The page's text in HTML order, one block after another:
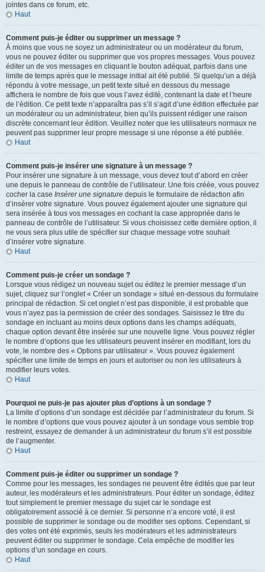
jointes dans ce forum, etc.
Haut
Comment puis-je éditer ou supprimer un message ?
À moins que vous ne soyez un administrateur ou un modérateur du forum,
vous ne pouvez éditer ou supprimer que vos propres messages. Vous pouvez
éditer un de vos messages en cliquant le bouton adéquat, parfois dans une
limite de temps après que le message initial ait été publié. Si quelqu’un a déjà
répondu à votre message, un petit texte situé en dessous du message
affichera le nombre de fois que vous l’avez édité, contenant la date et l’heure
de l’édition. Ce petit texte n’apparaîtra pas s’il s’agit d’une édition effectuée par
un modérateur ou un administrateur, bien qu’ils puissent rédiger une raison
discrète concernant leur édition. Veuillez noter que les utilisateurs normaux ne
peuvent pas supprimer leur propre message si une réponse a été publiée.
Haut
Comment puis-je insérer une signature à un message ?
Pour insérer une signature à un message, vous devez tout d’abord en créer
une depuis le panneau de contrôle de l’utilisateur. Une fois créée, vous pouvez
cocher la case Insérer une signature depuis le formulaire de rédaction afin
d’insérer votre signature. Vous pouvez également ajouter une signature qui
sera insérée à tous vos messages en cochant la case appropriée dans le
panneau de contrôle de l’utilisateur. Si vous choisissez cette dernière option, il
ne vous sera plus utile de spécifier sur chaque message votre souhait
d’insérer votre signature.
Haut
Comment puis-je créer un sondage ?
Lorsque vous rédigez un nouveau sujet ou éditez le premier message d’un
sujet, cliquez sur l’onglet « Créer un sondage » situé en-dessous du formulaire
principal de rédaction. Si cet onglet n’est pas disponible, il est probable que
vous n’ayez pas la permission de créer des sondages. Saisissez le titre du
sondage en incluant au moins deux options dans les champs adéquats,
chaque option devant être insérée sur une nouvelle ligne. Vous pouvez régler
le nombre d’options que les utilisateurs peuvent insérer en modifiant, lors du
vote, le nombre des « Options par utilisateur ». Vous pouvez également
spécifier une limite de temps en jours et autoriser ou non les utilisateurs à
modifier leurs votes.
Haut
Pourquoi ne puis-je pas ajouter plus d’options à un sondage ?
La limite d’options d’un sondage est décidée par l’administrateur du forum. Si
le nombre d’options que vous pouvez ajouter à un sondage vous semble trop
restreint, essayez de demander à un administrateur du forum s’il est possible
de l’augmenter.
Haut
Comment puis-je éditer ou supprimer un sondage ?
Comme pour les messages, les sondages ne peuvent être édités que par leur
auteur, les modérateurs et les administrateurs. Pour éditer un sondage, éditez
tout simplement le premier message du sujet car le sondage est
obligatoirement associé à ce dernier. Si personne n’a encore voté, il est
possible de supprimer le sondage ou de modifier ses options. Cependant, si
des votes ont été exprimés, seuls les modérateurs et les administrateurs
peuvent éditer ou supprimer le sondage. Cela empêche de modifier les
options d’un sondage en cours.
Haut